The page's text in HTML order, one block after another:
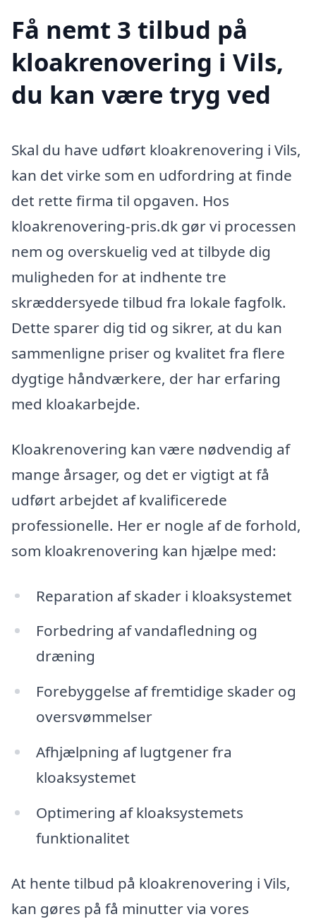
Få nemt 3 tilbud på
kloakrenovering i Vils,
du kan være tryg ved
Skal du have udført kloakrenovering i Vils,
kan det virke som en udfordring at finde
det rette firma til opgaven. Hos
kloakrenovering-pris.dk gør vi processen
nem og overskuelig ved at tilbyde dig
muligheden for at indhente tre
skræddersyede tilbud fra lokale fagfolk.
Dette sparer dig tid og sikrer, at du kan
sammenligne priser og kvalitet fra flere
dygtige håndværkere, der har erfaring
med kloakarbejde.
Kloakrenovering kan være nødvendig af
mange årsager, og det er vigtigt at få
udført arbejdet af kvalificerede
professionelle. Her er nogle af de forhold,
som kloakrenovering kan hjælpe med:
Reparation af skader i kloaksystemet
Forbedring af vandafledning og
dræning
Forebyggelse af fremtidige skader og
oversvømmelser
Afhjælpning af lugtgener fra
kloaksystemet
Optimering af kloaksystemets
funktionalitet
At hente tilbud på kloakrenovering i Vils,
kan gøres på få minutter via vores